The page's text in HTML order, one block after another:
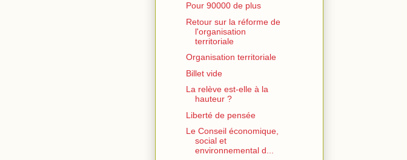
Pour 90000 de plus
Retour sur la réforme de
l'organisation
territoriale
Organisation territoriale
Billet vide
La relève est-elle à la
hauteur ?
Liberté de pensée
Le Conseil économique,
social et
environnemental d...